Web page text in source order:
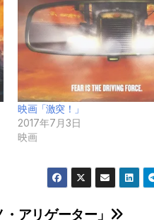
映画「激突！」
2017年7月3日
映画
アリゲーター」